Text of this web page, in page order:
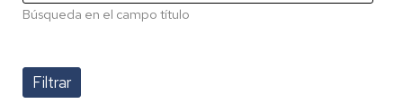
Búsqueda en el campo título